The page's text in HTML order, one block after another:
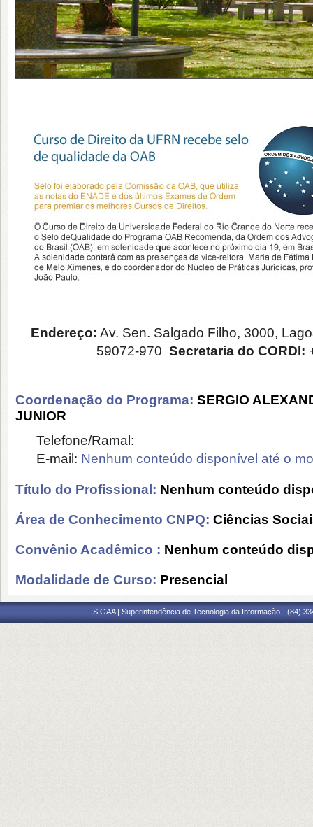
Endereço: Av. Sen. Salgado Filho, 3000,
59072-970 Secretaria do CORDI:
Coordenação do Programa: SERGIO
JUNIOR
Telefone/Ramal:
E-mail: Nenhum conteúdo disponível até o
Título do Profissional: Nenhum conteúdo
Área de Conhecimento CNPQ: Ciências
Convênio Acadêmico : Nenhum conteúdo
Modalidade de Curso: Presencial
SIGAA | Superintendência de Tecnologia da Informação - (84)